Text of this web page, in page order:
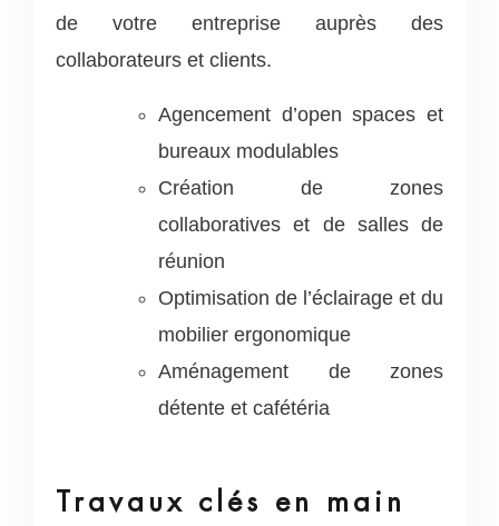
de votre entreprise auprès des
collaborateurs et clients.
Agencement d’open spaces et
bureaux modulables
Création de zones
collaboratives et de salles de
réunion
Optimisation de l’éclairage et du
mobilier ergonomique
Aménagement de zones
détente et cafétéria
Travaux clés en main